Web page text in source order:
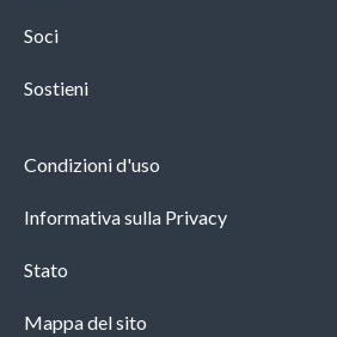
Soci
Sostieni
Condizioni d'uso
Informativa sulla Privacy
Stato
Mappa del sito